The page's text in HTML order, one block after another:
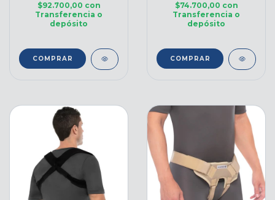
$92.700,00 con
Transferencia o
depósito
COMPRAR
$74.700,00 con
Transferencia o
depósito
COMPRAR